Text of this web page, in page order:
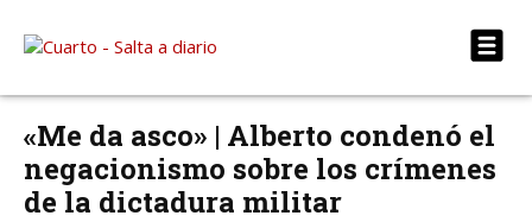
«Me da asco» | Alberto condenó el
negacionismo sobre los crímenes
de la dictadura militar